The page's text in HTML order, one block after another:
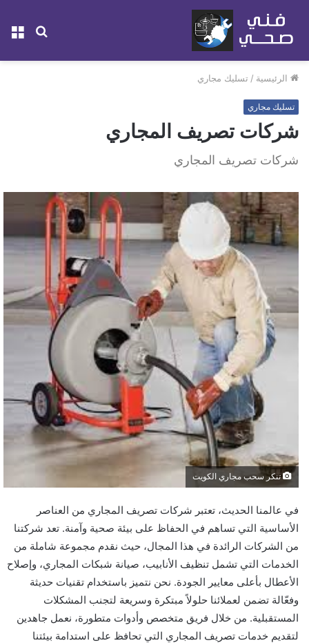
بحث
الرئيسية / تسليك مجاري
تسليك مجاري
شركات تصريف المجاري
شركات تصريف المجاري
تنكر سحب مجاري الكويت
في عالمنا الحديث، تعتبر شركات تصريف المجاري من العناصر
الأساسية التي تساهم في الحفاظ على بيئة صحية وآمنة. تعد شركتنا
من الشركات الرائدة في هذا المجال، حيث نقدم مجموعة شاملة من
الخدمات التي تشمل تنظيف الأنابيب، صيانة شبكات المجاري، وإصلاح
الأعطال بأعلى معايير الجودة. نحن نتميز باستخدام تقنيات حديثة
وفعّالة تضمن لعملائنا حلولاً مبتكرة وسريعة لتجنب المشكلات
المستقبلية. من خلال فريق متخصص وأدوات متطورة، نعمل جاهدين
لتقديم خدمات تصريف المجاري التي تحافظ على استدامة بيئتنا